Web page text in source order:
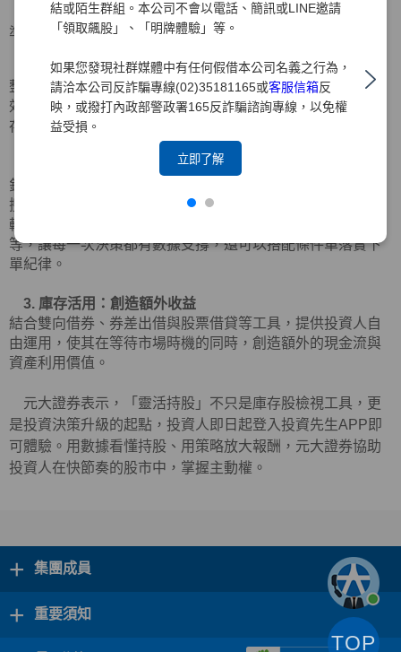
結或陌生群組。本公司不會以電話、簡訊或LINE邀請
「領取飆股」、「明牌體驗」等。
如果您發現社群媒體中有任何假借本公司名義之行為，
請洽本公司反詐騙專線(02)35181165或客服信箱反
映，或撥打內政部警政署165反詐騙諮詢專線，以免權
益受損。
立即了解
投資先生APP「靈活持股」整合庫存分析與決策工具，精
準監控持股績效，三大功能亮點如下：
1. 庫存健檢：庫存股股價表現對比大盤績效
整合加權報酬指數近一年的報酬率，直覺呈現庫存股相對績
效，清楚標示表現「落後」、「同步」與「超越」大盤之庫
存標的，讓投資人清晰掌握需要調整的弱勢配置。
2. 換股試算：用指標找更好的投資機會
針對弱勢庫存，系統提供依據報酬率與財務指標分類的快速
搜尋功能，投資人可自行篩選同產業績優股與庫存股進行比
較，並可進行換股試算，了解預估可換股數與手續費金額
等，讓每一次決策都有數據支撐，還可以搭配條件單落實下
單紀律。
3. 庫存活用：創造額外收益
結合雙向借券、券差出借與股票借貸等工具，提供投資人自
由運用，使其在等待市場時機的同時，創造額外的現金流與
資產利用價值。
元大證券表示，「靈活持股」不只是庫存股檢視工具，更
是投資決策升級的起點，投資人即日起登入投資先生APP 即
可體驗。用數據看懂持股、用策略放大報酬，元大證券協助
投資人在快節奏的股市中，掌握主動權。
+ 集團成員
+ 重要須知
TOP